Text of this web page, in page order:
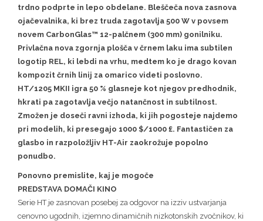
trdno podprte in lepo obdelane. Bleščeča nova zasnova
ojačevalnika, ki brez truda zagotavlja 500 W v povsem
novem CarbonGlas™ 12-palčnem (300 mm) gonilniku.
Privlačna nova zgornja plošča v črnem laku ima subtilen
logotip REL, ki lebdi na vrhu, medtem ko je drago kovan
kompozit črnih linij za omarico videti poslovno.
HT/1205 MKII igra 50 % glasneje kot njegov predhodnik,
hkrati pa zagotavlja večjo natančnost in subtilnost.
Zmožen je doseči ravni izhoda, ki jih pogosteje najdemo
pri modelih, ki presegajo 1000 $/1000 £. Fantastičen za
glasbo in razpoložljiv HT-Air zaokrožuje popolno
ponudbo.
Ponovno premislite, kaj je mogoče
PREDSTAVA DOMAČI KINO
Serie HT je zasnovan posebej za odgovor na izziv ustvarjanja
cenovno ugodnih, izjemno dinamičnih nizkotonskih zvočnikov, ki